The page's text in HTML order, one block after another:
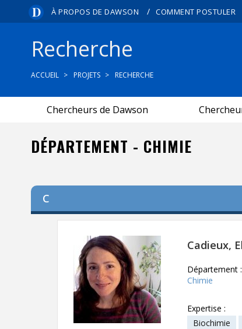
À PROPOS DE DAWSON / COMMENT POSTULER
Recherche
ACCUEIL PROJETS RECHERCHE
Chercheurs de Dawson
DÉPARTEMENT - CHIMIE
C
Cadieux,
Département :
Chimie
Expertise :
Biochimie